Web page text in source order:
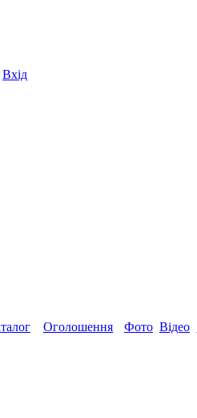
Вхід
Оголошення Фото Відео